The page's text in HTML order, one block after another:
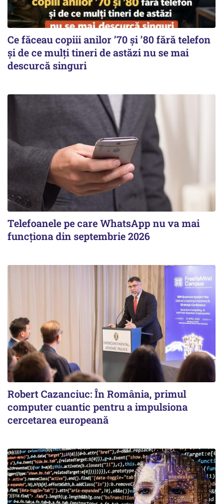
Ce făceau copiii anilor ’70 și ’80 fără telefon
și de ce mulți tineri de astăzi nu se mai
descurcă singuri
Telefoanele pe care WhatsApp nu va mai
funcționa din septembrie 2026
Robert Cazanciuc: În România, primul
computer cuantic pentru a impulsiona
cercetarea europeană